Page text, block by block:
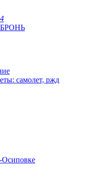
БРОНЬ
самолет, ржд